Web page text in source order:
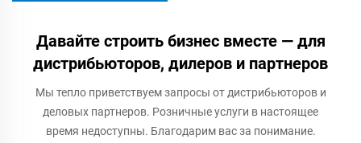
Давайте строить бизнес вместе — для
дистрибьюторов, дилеров и партнеров
Мы тепло приветствуем запросы от дистрибьюторов и
деловых партнеров. Розничные услуги в настоящее
время недоступны. Благодарим вас за понимание.